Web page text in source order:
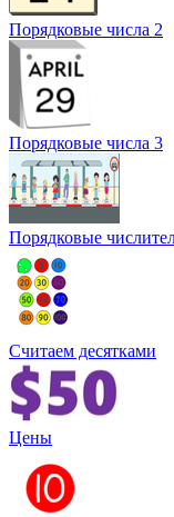
Порядковые числа 2
Порядковые числа 3
Порядковые
Считаем десятками
Цены